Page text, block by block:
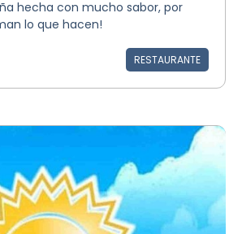
hecha con mucho sabor, por
lo que hacen!
RESTAURANTE